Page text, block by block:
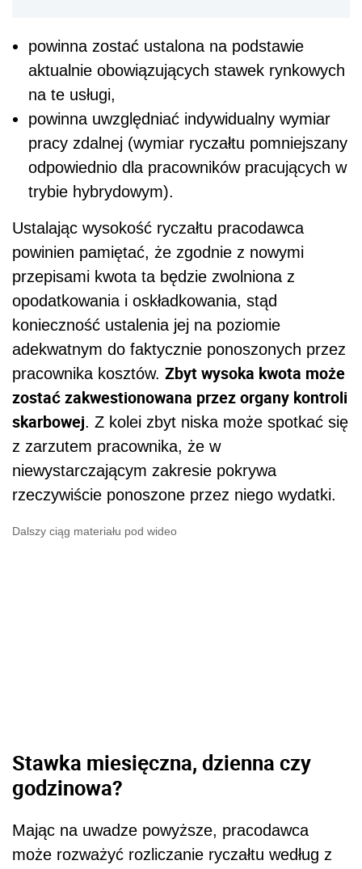
powinna zostać ustalona na podstawie
aktualnie obowiązujących stawek rynkowych
na te usługi,
powinna uwzględniać indywidualny wymiar
pracy zdalnej (wymiar ryczałtu pomniejszany
odpowiednio dla pracowników pracujących w
trybie hybrydowym).
Ustalając wysokość ryczałtu pracodawca
powinien pamiętać, że zgodnie z nowymi
przepisami kwota ta będzie zwolniona z
opodatkowania i oskładkowania, stąd
konieczność ustalenia jej na poziomie
adekwatnym do faktycznie ponoszonych przez
pracownika kosztów. Zbyt wysoka kwota może
zostać zakwestionowana przez organy kontroli
skarbowej. Z kolei zbyt niska może spotkać się
z zarzutem pracownika, że w
niewystarczającym zakresie pokrywa
rzeczywiście ponoszone przez niego wydatki.
Dalszy ciąg materiału pod wideo
Stawka miesięczna, dzienna czy
godzinowa?
Mając na uwadze powyższe, pracodawca
może rozważyć rozliczanie ryczałtu według z